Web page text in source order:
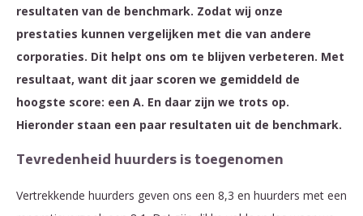
resultaten van de benchmark. Zodat wij onze
prestaties kunnen vergelijken met die van andere
corporaties. Dit helpt ons om te blijven verbeteren. Met
resultaat, want dit jaar scoren we gemiddeld de
hoogste score: een A. En daar zijn we trots op.
Hieronder staan een paar resultaten uit de benchmark.
Tevredenheid huurders is toegenomen
Vertrekkende huurders geven ons een 8,3 en huurders met een